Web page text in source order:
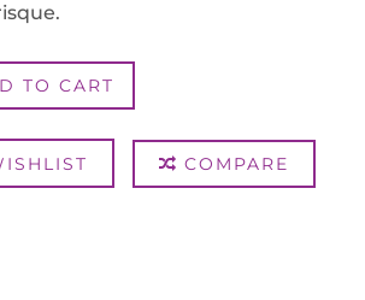
TO CART
COMPARE